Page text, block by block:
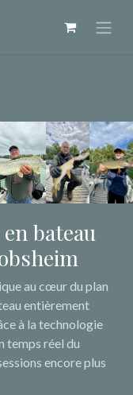
bateau
au cœur du plan
entièrement
à la technologie
temps réel du
encore plus